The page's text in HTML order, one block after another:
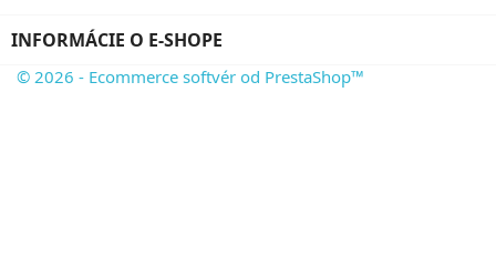
INFORMÁCIE O E-SHOPE
© 2026 - Ecommerce softvér od PrestaShop™